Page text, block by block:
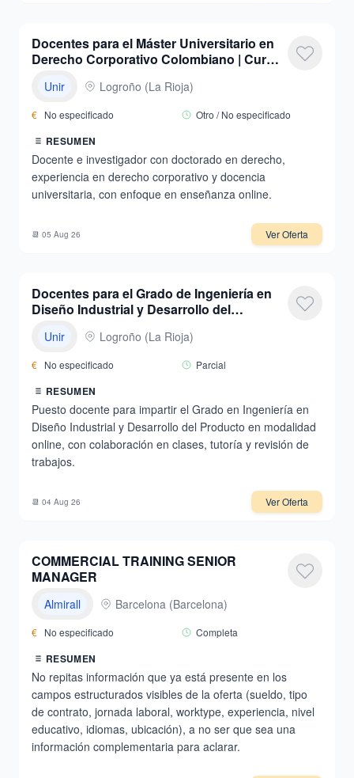
Docentes para el Máster Universitario en
Derecho Corporativo Colombiano | Curso
Unir Logroño (La Rioja)
€ No especificado Otro / No especificado
RESUMEN
Docente e investigador con doctorado en derecho,
experiencia en derecho corporativo y docencia
universitaria, con enfoque en enseñanza online.
📆 05 Aug 26 Ver Oferta
Docentes para el Grado de Ingeniería en
Diseño Industrial y Desarrollo del
Unir Logroño (La Rioja)
€ No especificado Parcial
RESUMEN
Puesto docente para impartir el Grado en Ingeniería en
Diseño Industrial y Desarrollo del Producto en modalidad
online, con colaboración en clases, tutoría y revisión de
trabajos.
📆 04 Aug 26 Ver Oferta
COMMERCIAL TRAINING SENIOR
MANAGER
Almirall Barcelona (Barcelona)
€ No especificado Completa
RESUMEN
No repitas información que ya está presente en los
campos estructurados visibles de la oferta (sueldo, tipo
de contrato, jornada laboral, worktype, experiencia, nivel
educativo, idiomas, ubicación), a no ser que sea una
información complementaria para aclarar.